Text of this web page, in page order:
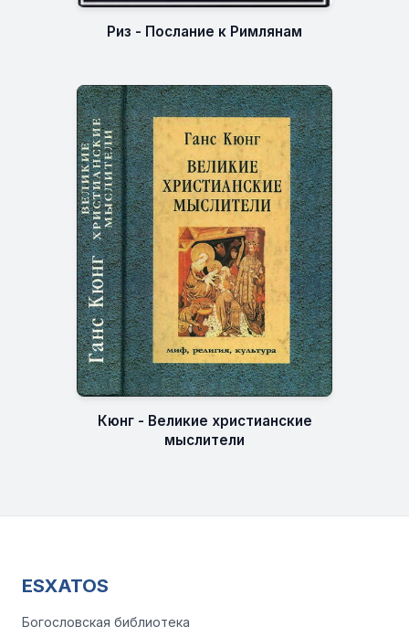
Риз - Послание к Римлянам
Кюнг - Великие христианские
мыслители
ESXATOS
Богословская библиотека